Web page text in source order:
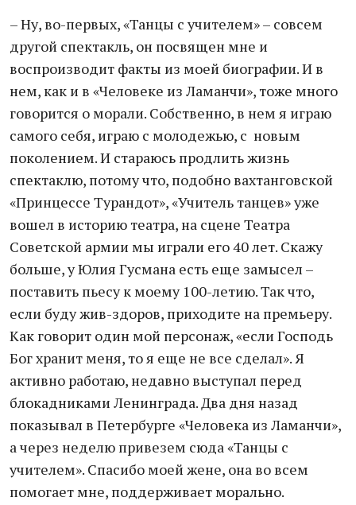
– Ну, во-первых, «Танцы с учителем» – совсем
другой спектакль, он посвящен мне и
воспроизводит факты из моей биографии. И в
нем, как и в «Человеке из Ламанчи», тоже много
говорится о морали. Собственно, в нем я играю
самого себя, играю с молодежью, с новым
поколением. И стараюсь продлить жизнь
спектаклю, потому что, подобно вахтанговской
«Принцессе Турандот», «Учитель танцев» уже
вошел в историю театра, на сцене Театра
Советской армии мы играли его 40 лет. Скажу
больше, у Юлия Гусмана есть еще замысел –
поставить пьесу к моему 100-летию. Так что,
если буду жив-здоров, приходите на премьеру.
Как говорит один мой персонаж, «если Господь
Бог хранит меня, то я еще не все сделал». Я
активно работаю, недавно выступал перед
блокадниками Ленинграда. Два дня назад
показывал в Петербурге «Человека из Ламанчи»,
а через неделю привезем сюда «Танцы с
учителем». Спасибо моей жене, она во всем
помогает мне, поддерживает морально.